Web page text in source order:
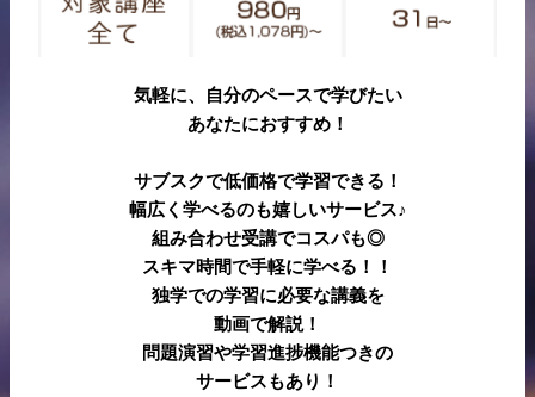
気軽に、自分のペースで学びたい
あなたにおすすめ！
サブスクで低価格で学習できる！
幅広く学べるのも嬉しいサービス♪
組み合わせ受講でコスパも◎
スキマ時間で手軽に学べる！！
独学での学習に必要な講義を
動画で解説！
問題演習や学習進捗機能つきの
サービスもあり！